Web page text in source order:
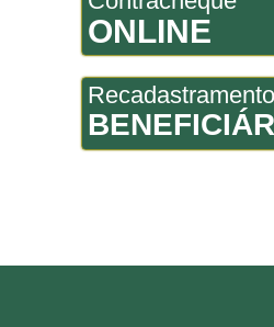
ONLINE